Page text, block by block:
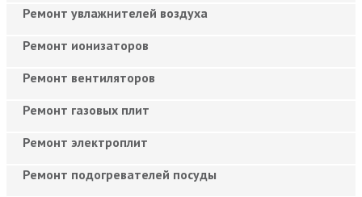
Ремонт увлажнителей воздуха
Ремонт ионизаторов
Ремонт вентиляторов
Ремонт газовых плит
Ремонт электроплит
Ремонт подогревателей посуды